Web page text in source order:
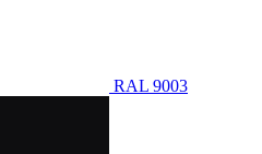
RAL 9003